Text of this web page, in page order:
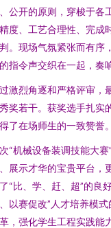
公开的原则，穿梭于各
度、工艺合理性、完成
。现场气氛紧张而有序
指令声交织在一起，奏
激烈角逐和严格评审，
奖若干。获奖选手扎实
了在场师生的一致赞誉。
“机械设备装调技能大
展示才华的宝贵平台，
“比、学、赶、超”的良
以赛促改”人才培养模
，强化学生工程实践能